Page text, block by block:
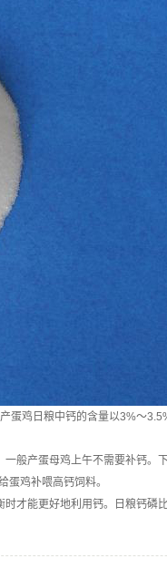
蛋鸡日粮中钙的含量以3%～
般产蛋母鸡上午不需要补钙
鸡补喂高钙饲料。
才能更好地利用钙。日粮钙磷